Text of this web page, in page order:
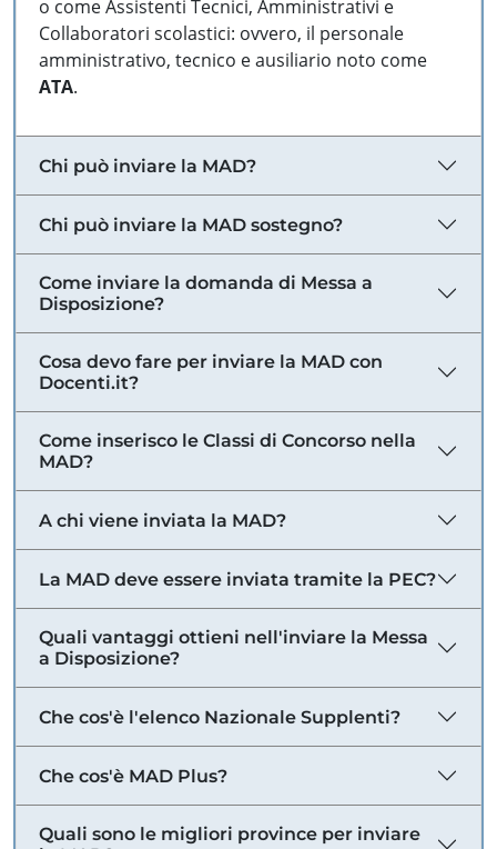
o come Assistenti Tecnici, Amministrativi e
Collaboratori scolastici: ovvero, il personale
amministrativo, tecnico e ausiliario noto come
ATA.
Chi può inviare la MAD?
Chi può inviare la MAD sostegno?
Come inviare la domanda di Messa a
Disposizione?
Cosa devo fare per inviare la MAD con
Docenti.it?
Come inserisco le Classi di Concorso nella
MAD?
A chi viene inviata la MAD?
La MAD deve essere inviata tramite la PEC?
Quali vantaggi ottieni nell'inviare la Messa
a Disposizione?
Che cos'è l'elenco Nazionale Supplenti?
Che cos'è MAD Plus?
Quali sono le migliori province per inviare